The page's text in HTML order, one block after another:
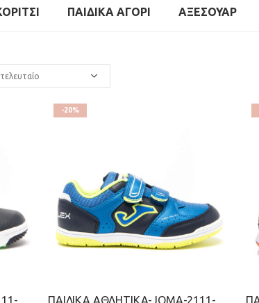
ΠΑΙΔΙΚΑ ΑΓΟΡΙ ΑΞΕΣΟΥΑΡ
ΠΑΙΔΙΚΑ ΑΘΛΗΤΙΚΑ-JOMA-2111-0268-ΜΠΛΕ
-20%
ΠΑΙΔΙΚΑ ΑΘΛΗΤΙΚΑ-JOMA-2111-0267-ΣΙΕΛ